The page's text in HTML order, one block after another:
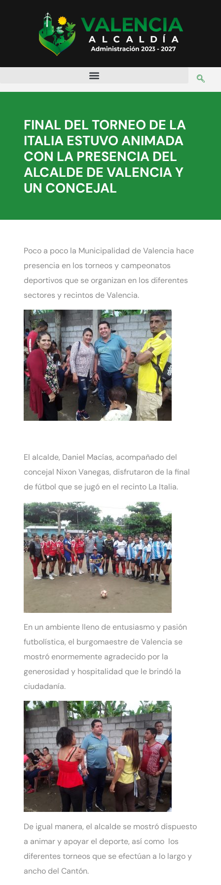
FINAL DEL TORNEO DE LA
ITALIA ESTUVO ANIMADA
CON LA PRESENCIA DEL
ALCALDE DE VALENCIA Y
UN CONCEJAL
Poco a poco la Municipalidad de Valencia hace
presencia en los torneos y campeonatos
deportivos que se organizan en los diferentes
sectores y recintos de Valencia.
El alcalde, Daniel Macías, acompañado del
concejal Nixon Vanegas, disfrutaron de la final
de fútbol que se jugó en el recinto La Italia.
En un ambiente lleno de entusiasmo y pasión
futbolística, el burgomaestre de Valencia se
mostró enormemente agradecido por la
generosidad y hospitalidad que le brindó la
ciudadanía.
De igual manera, el alcalde se mostró dispuesto
a animar y apoyar el deporte, así como los
diferentes torneos que se efectúan a lo largo y
ancho del Cantón.